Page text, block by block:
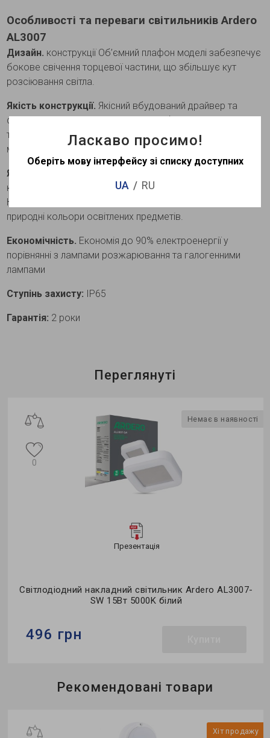
Особливості та переваги світильників Ardero
AL3007
Дизайн. конструкції Об’ємний плафон моделі забезпечує
бокове свічення торцевої частини, що збільшує кут
розсіювання світла.
Якість конструкції. Якісний вбудований драйвер та
сучасні електронні комплектуючі забезпечують надійну
та стабільну роботу світильника. Висока якість
матеріалів та зборки.
Якісне комфортне світло.
комфортне свічення без мерехтіння та пульсації.
Коефіцієнт кольоропередачі Ra⩾80 дозволяє бачити
природні кольори освітлених предметів.
Економічність. Економія до 90% електроенергії у
порівнянні з лампами розжарювання та галогенними
лампами
Ступінь захисту: IP65
Гарантія: 2 роки
Переглянуті
Немає в наявності
Презентація
Світлодіодний накладний світильник Ardero AL3007-
SW 15Вт 5000K білий
0
496 грн
Ardero
накладний
Рекомендовані товари
Хіт продажу
Ласкаво просимо!
Оберіть мову інтерфейсу зі списку доступних
UA RU